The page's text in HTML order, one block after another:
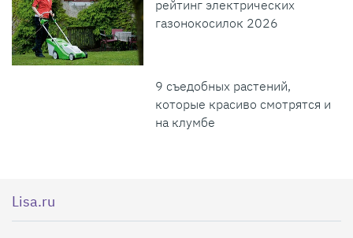
рейтинг электрических
газонокосилок 2026
9 съедобных растений,
которые красиво смотрятся и
на клумбе
Lisa.ru